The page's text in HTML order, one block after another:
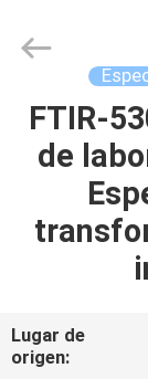
HOGAR
SOBRE
NOSOTROS
Supplier.
Copyright
Wuhan
Technology
Developed
FTIR-
de
Lugar de
origen: